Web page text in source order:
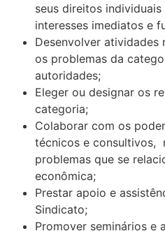
seus direitos
interesses imediatos e
Desenvolver atividades
os problemas da
autoridades;
Eleger ou designar os
categoria;
Colaborar com os
técnicos e consultivos,
problemas que se
econômica;
Prestar apoio e
Sindicato;
Promover seminários e